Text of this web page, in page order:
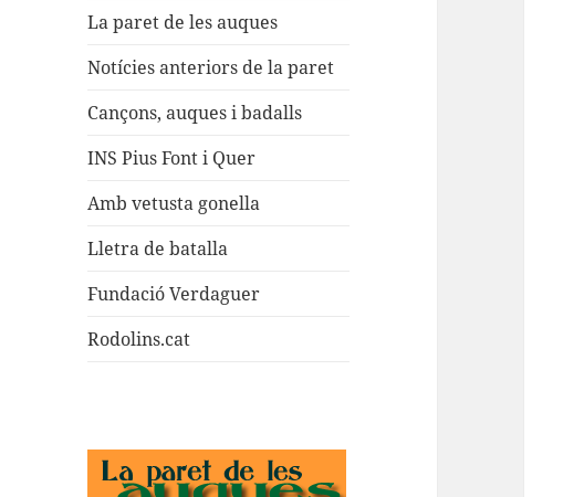
La paret de les auques
Notícies anteriors de la paret
Cançons, auques i badalls
INS Pius Font i Quer
Amb vetusta gonella
Lletra de batalla
Fundació Verdaguer
Rodolins.cat